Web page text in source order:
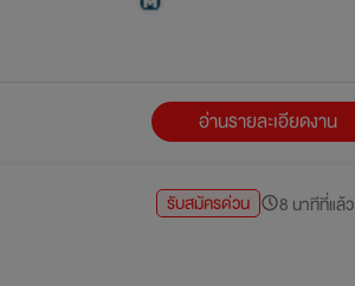
อ่านรายละเอียดงาน
รับสมัครด่วน 8 นาทีที่แล้ว